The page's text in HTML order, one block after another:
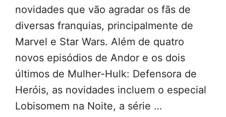
novidades que vão agradar os fãs de
diversas franquias, principalmente de
Marvel e Star Wars. Além de quatro
novos episódios de Andor e os dois
últimos de Mulher-Hulk: Defensora de
Heróis, as novidades incluem o especial
Lobisomem na Noite, a série …